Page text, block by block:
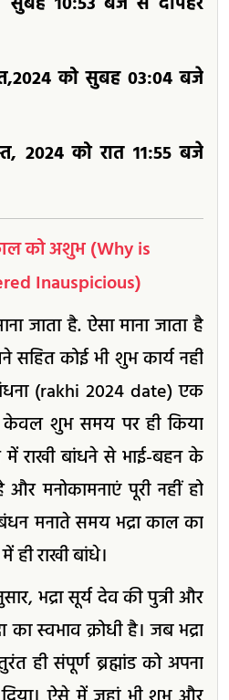
को सुबह 03:04 बजे
2024 को रात 11:55 बजे
को अशुभ (Why is
Inauspicious)
जाता है. ऐसा माना जाता है
सहित कोई भी शुभ कार्य नहीं
(rakhi 2024 date) एक
केवल शुभ समय पर ही किया
में राखी बांधने से भाई-बहन के
मनोकामनाएं पूरी नहीं हो
मनाते समय भद्रा काल का
राखी बांधे।
भद्रा सूर्य देव की पुत्री और
स्वभाव क्रोधी है। जब भद्रा
ही संपूर्ण ब्रह्मांड को अपना